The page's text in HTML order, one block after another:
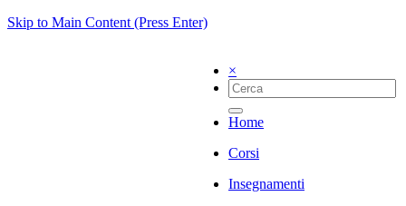
Skip to Main Content (Press Enter)
×
Home
Corsi
Insegnamenti